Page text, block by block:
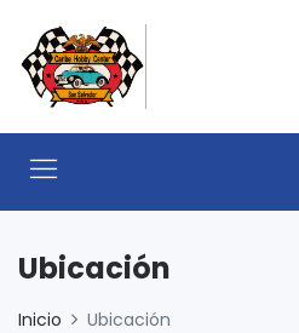
Ubicación
Inicio Ubicación